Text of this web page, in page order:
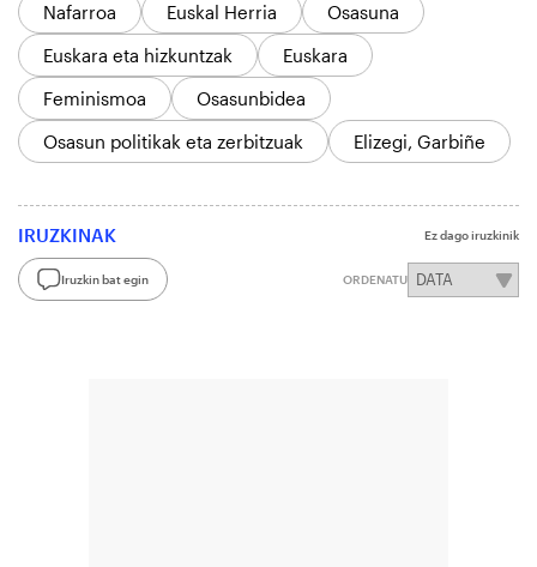
Nafarroa Euskal Herria
Osasuna
Euskara eta hizkuntzak
Euskara
Feminismoa
Osasunbidea
Osasun politikak eta zerbitzuak
Elizegi, Garbiñe
IRUZKINAK Ez dago iruzkinik
Iruzkin bat egin ORDENATU